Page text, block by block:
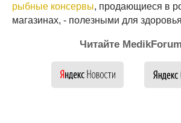
рыбные консервы, продающиеся в
магазинах, - полезными для
Читайте